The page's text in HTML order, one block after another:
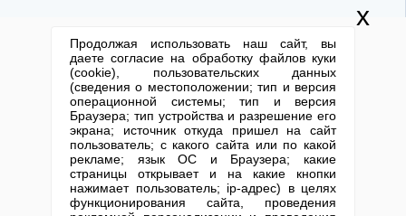
Оценочные компании
Готовые нулевые компании
Готовые фирмы по недвижимости
Готовые фирмы ЖКХ
Бухгалтерские компании
Проектные компании
Туристические фирмы
Упрощенное банкротство
Спецпредложения
Готовые фирмы
Продажа фирм
Регистрация
Ликвидация
Регистрация изменений
Юридические адреса
Открытие юр. лица
КОНТАКТНАЯ ИНФОРМАЦИЯ
+7 (495) 740-38-07
(По Москве)
mail@1-urist.ru
Спросить у юриста
Москва, ул. Сущевский вал,
дом 5, стр. 3
Письмо директоруКарта сайта
Продолжая использовать наш сайт, вы
даете согласие на обработку файлов куки
(cookie), пользовательских данных
(сведения о местоположении; тип и версия
операционной системы; тип и версия
Браузера; тип устройства и разрешение его
экрана; источник откуда пришел на сайт
пользователь; с какого сайта или по какой
рекламе; язык ОС и Браузера; какие
страницы открывает и на какие кнопки
нажимает пользователь; ip-адрес) в целях
функционирования сайта, проведения
x